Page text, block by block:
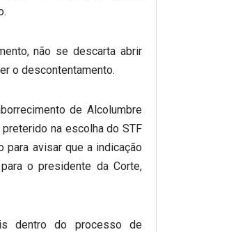
não se descarta abrir
o descontentamento.
de Alcolumbre
na escolha do STF
para avisar que a indicação
o presidente da Corte,
dentro do processo de